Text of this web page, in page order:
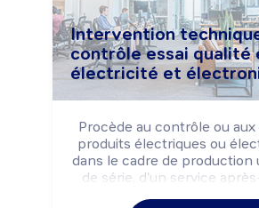
Intervention
contrôle essai qualité
électricité et
Procède au contrôle ou aux
produits électriques ou
dans le cadre de production
de série, d'un service après-